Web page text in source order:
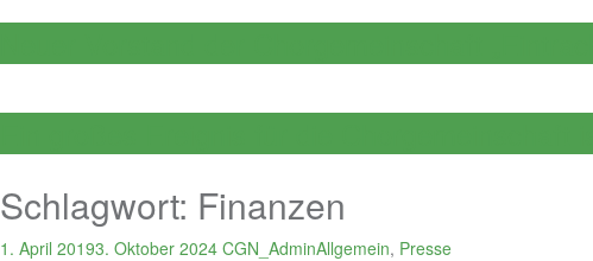
Schlagwort: Finanzen
1. April 20193. Oktober 2024 CGN_AdminAllgemein, Presse